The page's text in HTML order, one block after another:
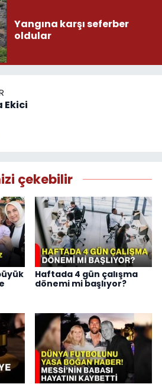
Yangına karşı seferber
oldular
Ekici
çekebilir
Haftada 4 gün çalışma
dönemi mi başlıyor?